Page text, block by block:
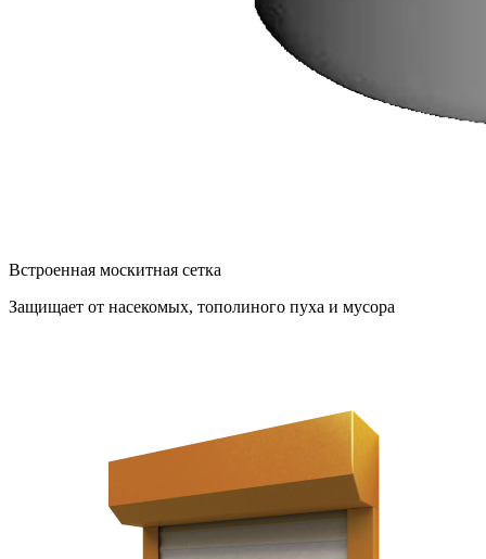
Встроенная москитная сетка
Защищает от насекомых, тополиного пуха и мусора